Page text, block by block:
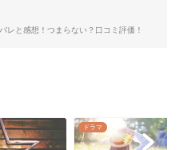
レと感想！つまらない？口コミ評価！
ドラマ